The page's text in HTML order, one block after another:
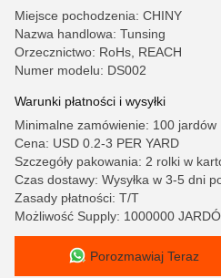
Miejsce pochodzenia: CHINY
Nazwa handlowa: Tunsing
Orzecznictwo: RoHs, REACH
Numer modelu: DS002
Warunki płatności i wysyłki
Minimalne zamówienie: 100 jardów
Cena: USD 0.2-3 PER YARD
Szczegóły pakowania: 2 rolki w
Czas dostawy: Wysyłka w 3-5 dni
Zasady płatności: T/T
Możliwość Supply: 1000000
Porozmawiaj Teraz